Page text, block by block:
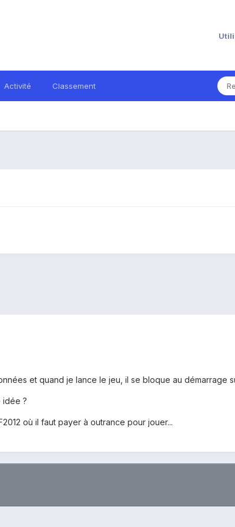
Activité Classement
et quand je lance le jeu, il se bloque au démarrage
idée ?
où il faut payer à outrance pour jouer...